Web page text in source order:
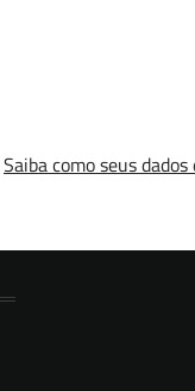
Saiba como seus